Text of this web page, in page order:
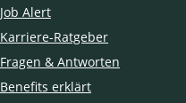
Job Alert
Karriere-Ratgeber
Fragen & Antworten
Benefits erklärt